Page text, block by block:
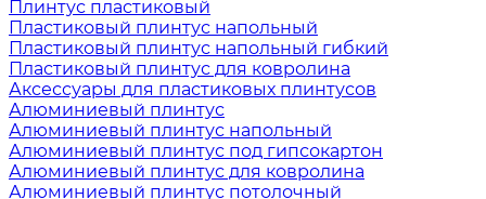
Плинтус пластиковый
Пластиковый плинтус напольный
Пластиковый плинтус напольный гибкий
Пластиковый плинтус для ковролина
Аксессуары для пластиковых плинтусов
Алюминиевый плинтус
Алюминиевый плинтус напольный
Алюминиевый плинтус под гипсокартон
Алюминиевый плинтус для ковролина
Алюминиевый плинтус потолочный